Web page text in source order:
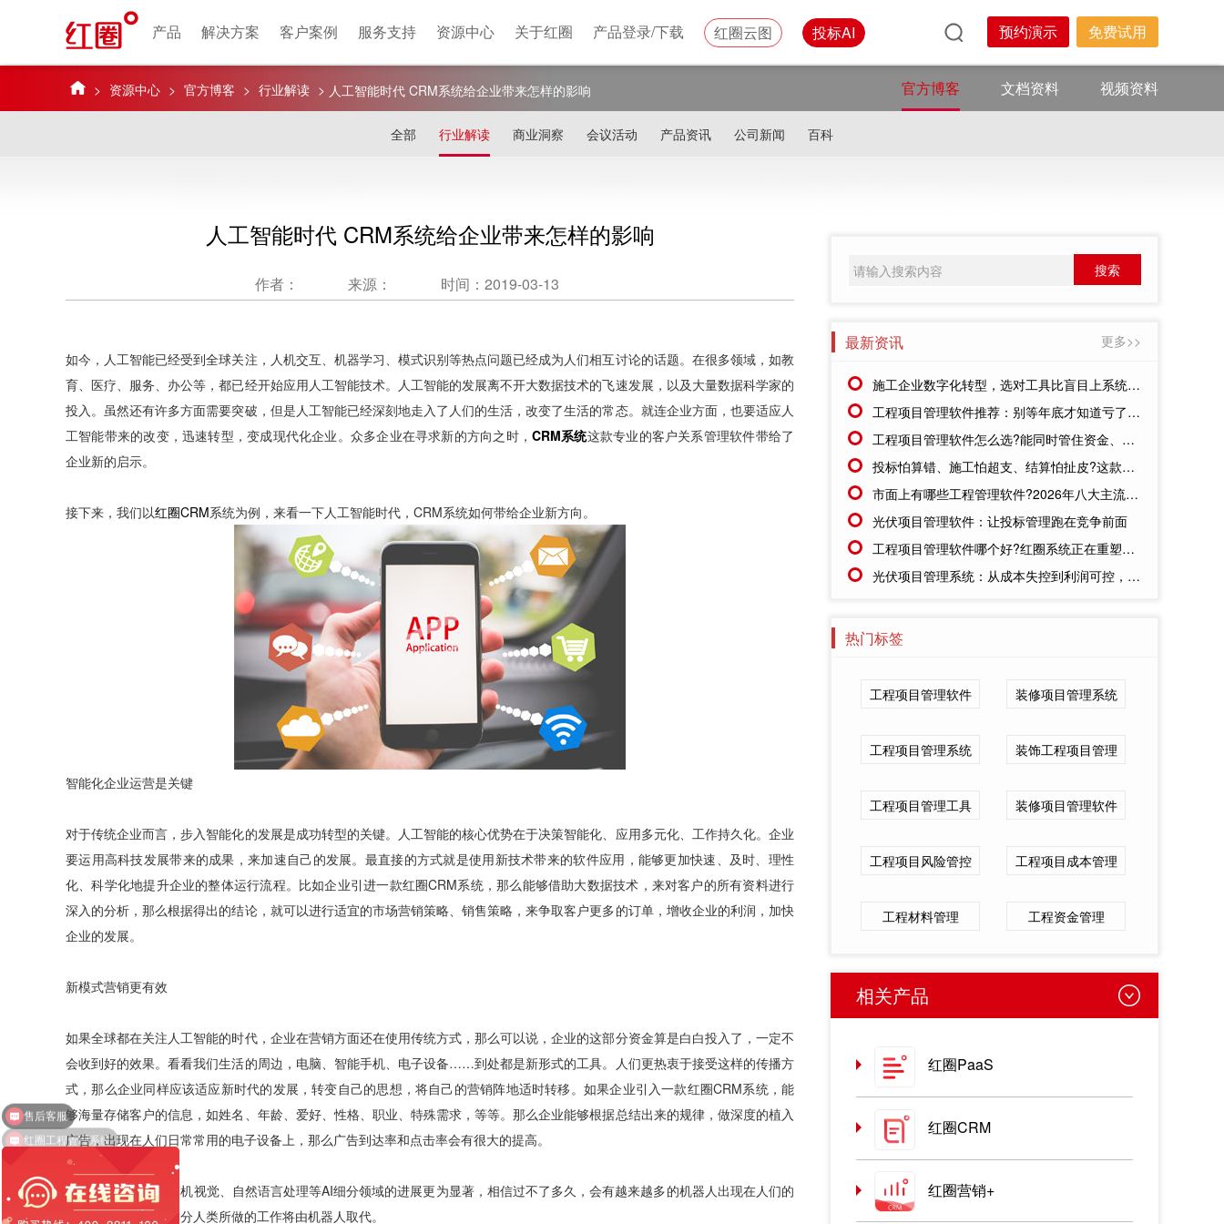
产品 解决方案 客户案例 服务支持 资源中心 关于红圈 产品登录/下载 红圈云图 投标AI 预约演示 免费试用
> 资源中心 > 官方博客 > 行业解读 > 人工智能时代 CRM系统给企业带来怎样的影响 官方博客 文档资料 视频资料
全部 行业解读 商业洞察 会议活动 产品资讯 公司新闻 百科
人工智能时代 CRM系统给企业带来怎样的影响
作者： 来源： 时间：2019-03-13
如今，人工智能已经受到全球关注，人机交互、机器学习、模式识别等热点问题已经成为人们相互讨论的话题。在很多领域，如教
育、医疗、服务、办公等，都已经开始应用人工智能技术。人工智能的发展离不开大数据技术的飞速发展，以及大量数据科学家的
投入。虽然还有许多方面需要突破，但是人工智能已经深刻地走入了人们的生活，改变了生活的常态。就连企业方面，也要适应人
工智能带来的改变，迅速转型，变成现代化企业。众多企业在寻求新的方向之时， CRM系统这款专业的客户关系管理软件带给了
企业新的启示。
接下来，我们以红圈CRM系统为例，来看一下人工智能时代，CRM系统如何带给企业新方向。
智能化企业运营是关键
对于传统企业而言，步入智能化的发展是成功转型的关键。人工智能的核心优势在于决策智能化、应用多元化、工作持久化。企业
要运用高科技发展带来的成果，来加速自己的发展。最直接的方式就是使用新技术带来的软件应用，能够更加快速、及时、理性
化、科学化地提升企业的整体运行流程。比如企业引进一款红圈CRM系统，那么能够借助大数据技术，来对客户的所有资料进行
深入的分析，那么根据得出的结论，就可以进行适宜的市场营销策略、销售策略，来争取客户更多的订单，增收企业的利润，加快
企业的发展。
新模式营销更有效
如果全球都在关注人工智能的时代，企业在营销方面还在使用传统方式，那么可以说，企业的这部分资金算是白白投入了，一定不
会收到好的效果。看看我们生活的周边，电脑、智能手机、电子设备……到处都是新形式的工具。人们更热衷于接受这样的传播方
式，那么企业同样应该适应新时代的发展，转变自己的思想，将自己的营销阵地适时转移。如果企业引入一款红圈CRM系统，能
够海量存储客户的信息，如姓名、年龄、爱好、性格、职业、特殊需求，等等。那么企业能够根据总结出来的规律，做深度的植入
广告，出现在人们日常常用的电子设备上，那么广告到达率和点击率会有很大的提高。
人工智能时代，计算机视觉、自然语言处理等AI细分领域的进展更为显著，相信过不了多久，会有越来越多的机器人出现在人们的
生活中，到时会有部分人类所做的工作将由机器人取代。
最新资讯 更多>>
施工企业数字化转型，选对工具比盲目上系统更重要
工程项目管理软件推荐：别等年底才知道亏了!这套系统让每一分钱都有迹可循
工程项目管理软件怎么选?能同时管住资金、成本、进度的才靠谱
投标怕算错、施工怕超支、结算怕扯皮?这款施工成本管理系统一招全解决
市面上有哪些工程管理软件?2026年八大主流工具深度盘点
光伏项目管理软件：让投标管理跑在竞争前面
工程项目管理软件哪个好?红圈系统正在重塑工程企业的"数字大脑"
光伏项目管理系统：从成本失控到利润可控，老板只需做对一步
热门标签
工程项目管理软件 装修项目管理系统
工程项目管理系统 装饰工程项目管理
工程项目管理工具 装修项目管理软件
工程项目风险管控 工程项目成本管理
工程材料管理 工程资金管理
相关产品
红圈PaaS
红圈CRM
红圈营销+
红圈工程管理系统
售后客服